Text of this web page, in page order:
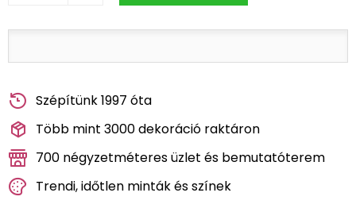
Szépítünk 1997 óta
Több mint 3000 dekoráció raktáron
700 négyzetméteres üzlet és bemutatóterem
Trendi, időtlen minták és színek